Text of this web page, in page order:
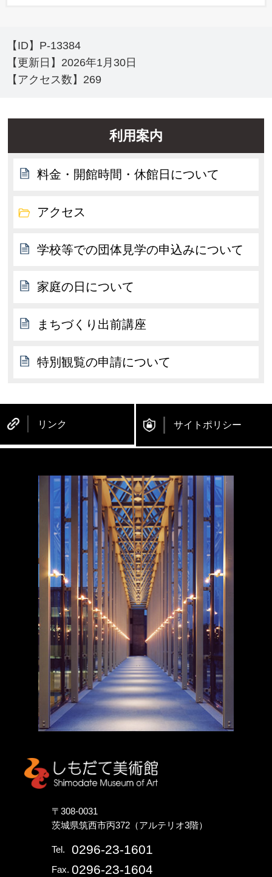
【ID】 P-13384
【更新日】 2026年1月30日
【アクセス数】 269
利用案内
料金・開館時間・休館日について
アクセス
学校等での団体見学の申込みについて
家庭の日について
まちづくり出前講座
特別観覧の申請について
リンク サイトポリシー
しもだて美術館
〒308-0031
茨城県筑西市丙372（アルテリオ3階）
Tel. 0296-23-1601
Fax. 0296-23-1604